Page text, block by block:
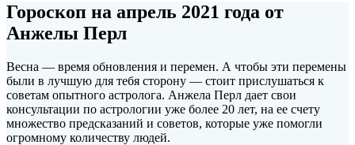
Гороскоп на апрель 2021 года от
Анжелы Перл
Весна — время обновления и перемен. А чтобы эти перемены
были в лучшую для тебя сторону — стоит прислушаться к
советам опытного астролога. Анжела Перл дает свои
консультации по астрологии уже более 20 лет, на ее счету
множество предсказаний и советов, которые уже помогли
огромному количеству людей.